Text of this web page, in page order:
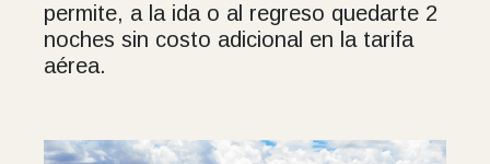
permite, a la ida o al regreso quedarte 2
noches sin costo adicional en la tarifa
aérea.